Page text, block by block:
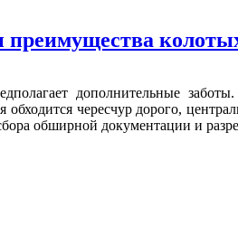
дополнительные
чересчур дорого,
обширной документации и